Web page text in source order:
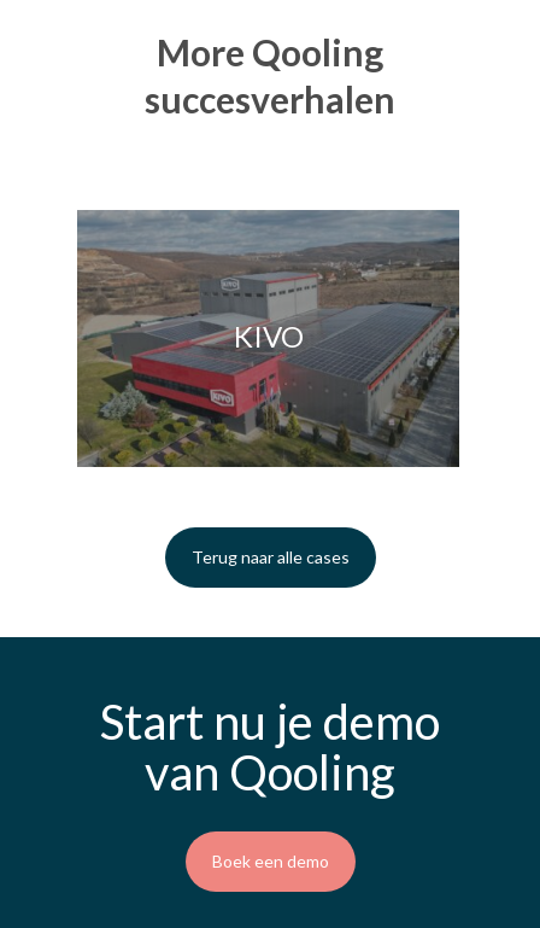
More Qooling
succesverhalen
KIVO
Terug naar alle cases
Start nu je demo
van Qooling
Boek een demo